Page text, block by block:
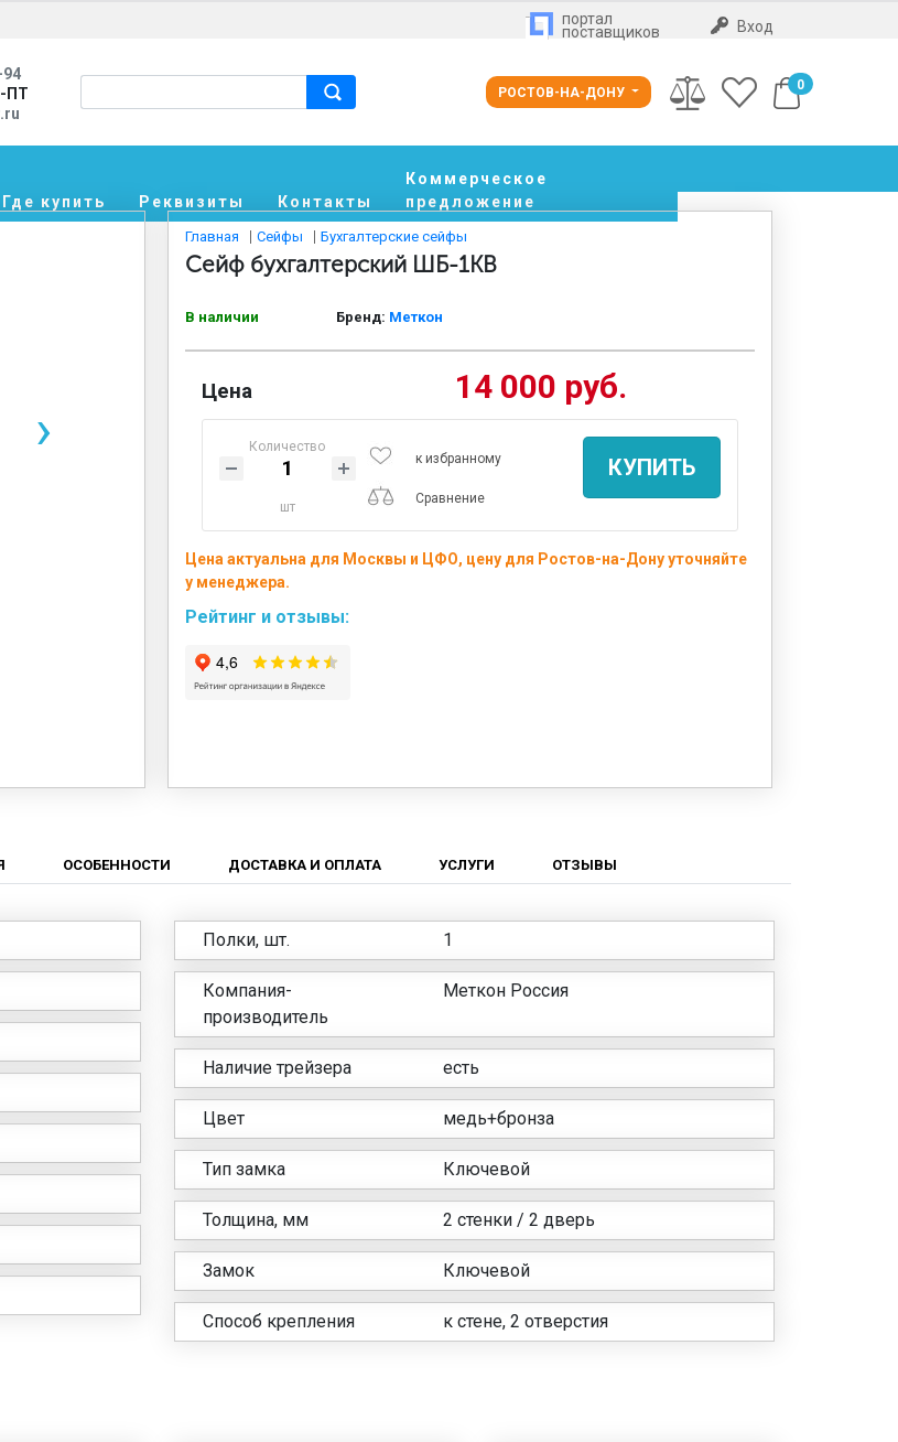
портал
поставщиков Вход
ПТ
РОСТОВ-НА-ДОНУ 0
Где купить Реквизиты Контакты
Коммерческое
предложение
›
Главная Сейфы Бухгалтерские сейфы
Сейф бухгалтерский ШБ-1КВ
В наличии Бренд: Меткон
Цена 14 000 руб.
Количество
шт
к избранному
Сравнение
КУПИТЬ
Цена актуальна для Москвы и ЦФО, цену для Ростов-на-Дону уточняйте
у менеджера.
Рейтинг и отзывы:
ОСОБЕННОСТИ ДОСТАВКА И ОПЛАТА УСЛУГИ ОТЗЫВЫ
Полки, шт. 1
Компания-
производитель
Меткон Россия
Наличие трейзера есть
Цвет медь+бронза
Тип замка Ключевой
Толщина, мм 2 стенки / 2 дверь
Замок Ключевой
Способ крепления к стене, 2 отверстия